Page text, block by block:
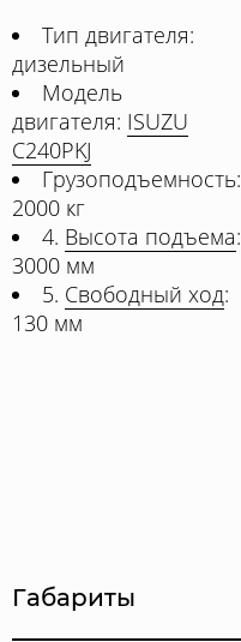
Тип двигателя:
дизельный
Модель
двигателя: ISUZU
C240PKJ
Грузоподъемность:
2000 кг
4. Высота подъема:
3000 мм
5. Свободный ход:
130 мм
Габариты